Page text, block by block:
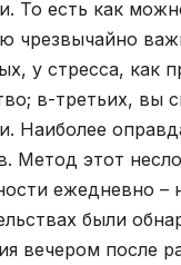
То есть как
чрезвычайно
у стресса, как
в-третьих, вы
Наиболее
Метод этот
ежедневно –
были
вечером после